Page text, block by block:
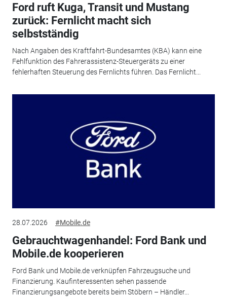
Ford ruft Kuga, Transit und Mustang
zurück: Fernlicht macht sich
selbstständig
Nach Angaben des Kraftfahrt-Bundesamtes (KBA) kann eine
Fehlfunktion des Fahrerassistenz-Steuergeräts zu einer
fehlerhaften Steuerung des Fernlichts führen. Das Fernlicht...
28.07.2026 #Mobile.de
Gebrauchtwagenhandel: Ford Bank und
Mobile.de kooperieren
Ford Bank und Mobile.de verknüpfen Fahrzeugsuche und
Finanzierung. Kaufinteressenten sehen passende
Finanzierungsangebote bereits beim Stöbern – Händler...